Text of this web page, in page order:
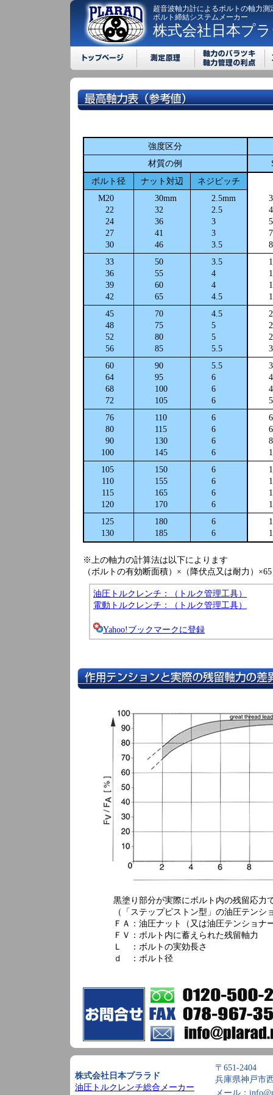
超音波軸力計によるボルトの軸力測
ボルト締結システムメーカー
株式会社日本プ
強度区分
材質の例
ボルト径
ナット対辺
ネジピッチ
M20
22
24
27
30
30mm
32
36
41
46
2.5mm
2.5
3
3
3.5
33
36
39
42
50
55
60
65
3.5
4
4
4.5
45
48
52
56
70
75
80
85
4.5
5
5
5.5
60
64
68
72
90
95
100
105
5.5
6
6
6
76
80
90
100
110
115
130
145
6
6
6
6
105
110
115
120
150
155
165
170
6
6
6
6
125
130
180
185
6
6
※上の軸力の計算法は以下によります
（ボルトの有効断面積）×（降伏点又は耐力）
油圧トルクレンチ：（トルク管理工具）
電動トルクレンチ：（トルク管理工具）
Yahoo!ブックマークに登録
黒塗り部分が実際にボルト内の残留応力
（「ステップピストン型」の油圧テン
ＦＡ：油圧ナット（又は油圧テンショナ
ＦＶ：ボルト内に蓄えられた残留軸力
Ｌ ：ボルトの実効長さ
ｄ ：ボルト径
株式会社日本プララド
油圧トルクレンチ総合メーカー
〒651-2404
兵庫県神戸市
メール：